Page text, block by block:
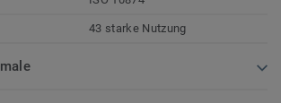
43 starke Nutzung